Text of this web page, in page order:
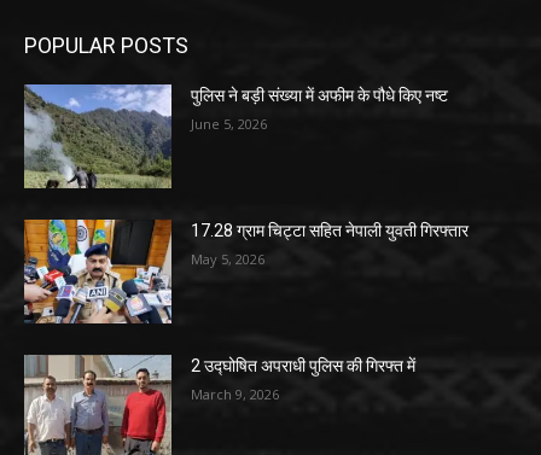
POPULAR POSTS
पुलिस ने बड़ी संख्या में अफीम के पौधे किए नष्ट
June 5, 2026
17.28 ग्राम चिट्टा सहित नेपाली युवती गिरफ्तार
May 5, 2026
2 उद्घोषित अपराधी पुलिस की गिरफ्त में
March 9, 2026